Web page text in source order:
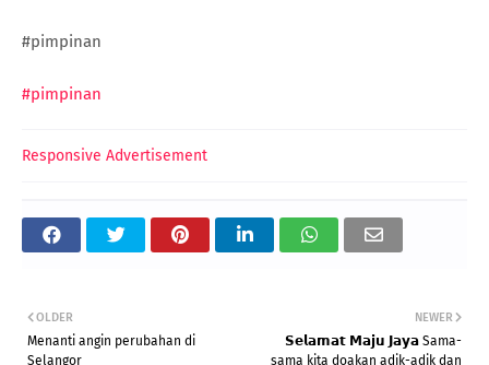
#pimpinan
#pimpinan
Responsive Advertisement
NEWER
𝗦𝗲𝗹𝗮𝗺𝗮𝘁 𝗠𝗮𝗷𝘂 𝗝𝗮𝘆𝗮 Sama-
sama kita doakan adik-adik dan
OLDER
Menanti angin perubahan di
Selangor